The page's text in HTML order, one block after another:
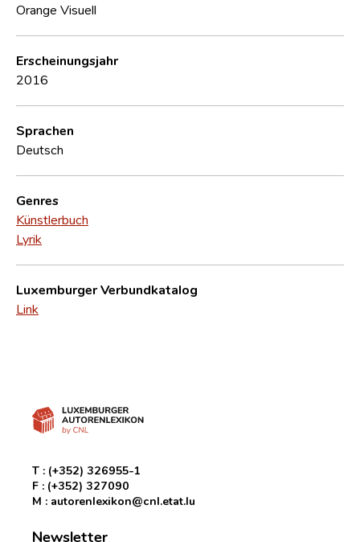
Orange Visuell
Erscheinungsjahr
2016
Sprachen
Deutsch
Genres
Künstlerbuch
Lyrik
Luxemburger Verbundkatalog
Link
T : (+352) 326955-1
F : (+352) 327090
M : autorenlexikon@cnl.etat.lu
Newsletter